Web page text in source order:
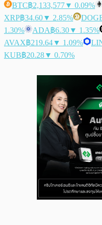
BTC฿2,133,577▼ 0.09%
XRP฿34.60▼ 2.85%
1.30%
ADA฿6.30▼ 1.35%
AVAX฿219.64▼ 1.09%
KUB฿20.28▼ 0.70%